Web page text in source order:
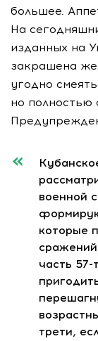
большее.
На
изданных на
закрашена
угодно
но полностью
военной
которые
часть 57-
трети,